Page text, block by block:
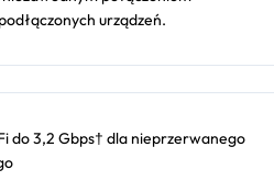
urządzeń.
do 3,2 Gbps† dla nieprzerwanego